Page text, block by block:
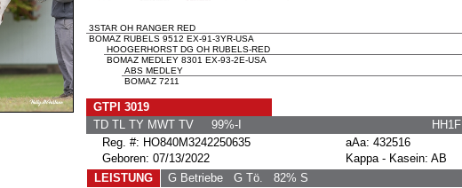
3STAR OH RANGER RED
BOMAZ RUBELS 9512 EX-91-3YR-USA
HOOGERHORST DG OH RUBELS-RED
BOMAZ MEDLEY 8301 EX-93-2E-USA
ABS MEDLEY
BOMAZ 7211
GTPI 3019
TD TL TY MWT TV 99%-I
Reg. #: HO840M3242250635
aAa: 432516
Geboren: 07/13/2022
Kappa - Kasein: AB
LEISTUNG
G BetriebeG Tö. 82% S